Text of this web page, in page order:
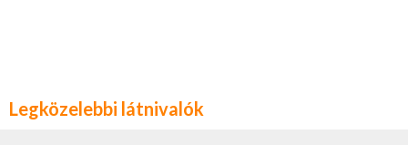
Legközelebbi látnivalók